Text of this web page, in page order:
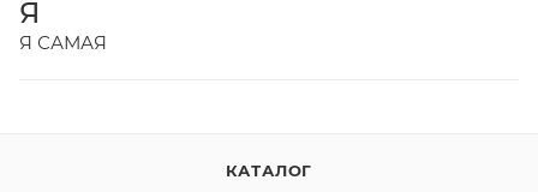
Я
Я САМАЯ
КАТАЛОГ